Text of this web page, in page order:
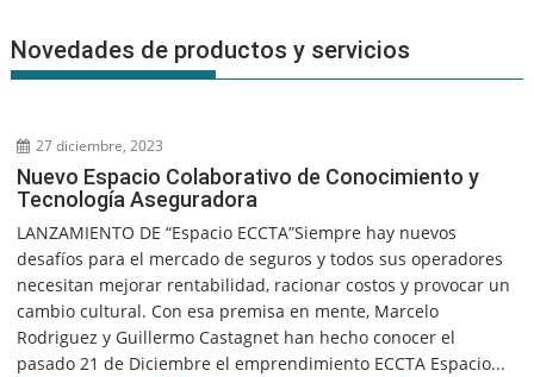
Novedades de productos y servicios
27 diciembre, 2023
Nuevo Espacio Colaborativo de Conocimiento y
Tecnología Aseguradora
LANZAMIENTO DE “Espacio ECCTA”Siempre hay nuevos
desafíos para el mercado de seguros y todos sus operadores
necesitan mejorar rentabilidad, racionar costos y provocar un
cambio cultural. Con esa premisa en mente, Marcelo
Rodriguez y Guillermo Castagnet han hecho conocer el
pasado 21 de Diciembre el emprendimiento ECCTA Espacio...